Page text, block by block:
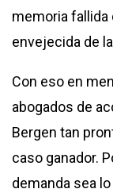
memoria fallida
envejecida de
Con eso en
abogados de
Bergen tan
caso ganador.
demanda sea